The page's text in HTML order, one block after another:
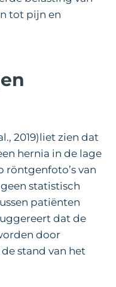
tot pijn en
2019)liet zien dat
hernia in de lage
röntgenfoto’s van
statistisch
patiënten
dat de
door
stand van het